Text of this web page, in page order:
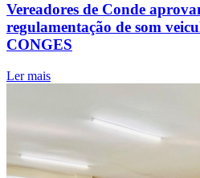
Vereadores de Conde
regulamentação de som
CONGES
Ler mais